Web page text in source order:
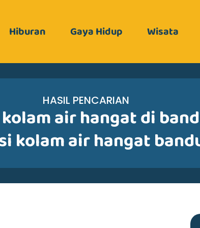
Hiburan Gaya Hidup Wisata
HASIL PENCARIAN
kolam air hangat di
kolam air hangat